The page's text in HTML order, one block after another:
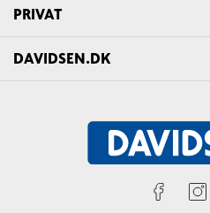
PRIVAT
DAVIDSEN.DK